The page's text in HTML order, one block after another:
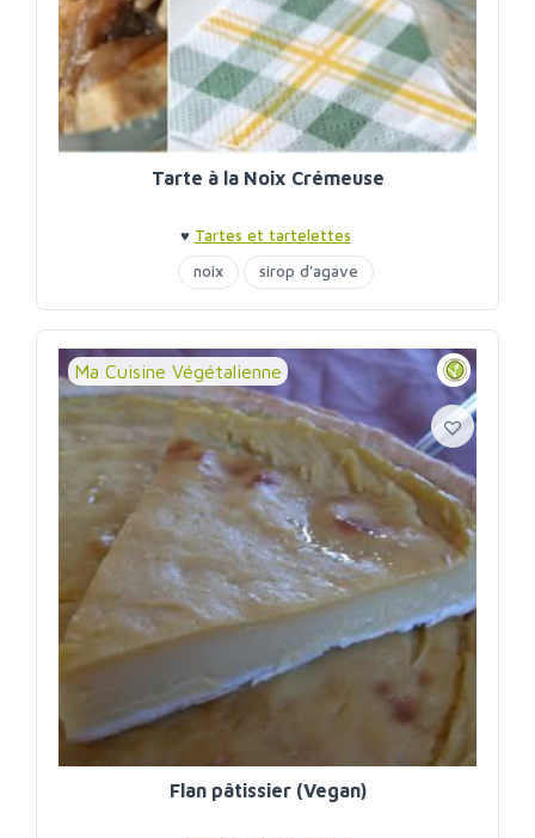
Tarte à la Noix Crémeuse
♥ Tartes et tartelettes
noix
sirop d'agave
Ma Cuisine Végétalienne
Flan pâtissier (Vegan)